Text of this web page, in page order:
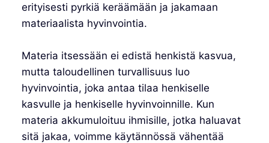
erityisesti pyrkiä keräämään ja jakamaan
materiaalista hyvinvointia.
Materia itsessään ei edistä henkistä kasvua,
mutta taloudellinen turvallisuus luo
hyvinvointia, joka antaa tilaa henkiselle
kasvulle ja henkiselle hyvinvoinnille. Kun
materia akkumuloituu ihmisille, jotka haluavat
sitä jakaa, voimme käytännössä vähentää